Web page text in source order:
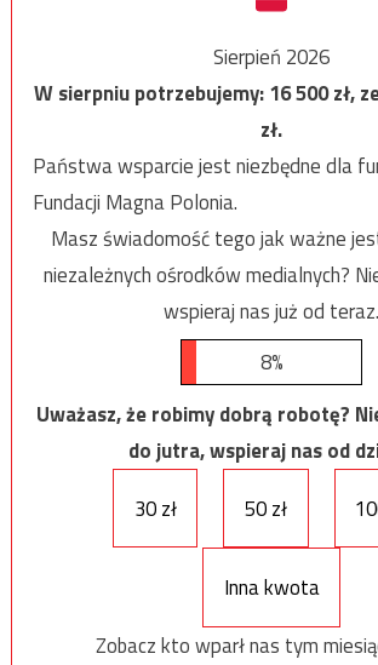
Sierpień 2026
W sierpniu potrzebujemy:16 500zł,
zł.
Państwa wsparcie jest niezbędne dla
Fundacji Magna Polonia.
Masz świadomość tego jak ważne
niezależnych ośrodków medialnych?
wspieraj nas już od teraz.
8%
Uważasz, że robimy dobrą robotę?
do jutra, wspieraj nas od
30 zł
50 zł
Inna kwota
Zobacz kto wparł nas tym